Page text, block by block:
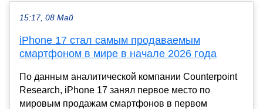
15:17, 08 Май
iPhone 17 стал самым продаваемым
смартфоном в мире в начале 2026 года
По данным аналитической компании Counterpoint
Research, iPhone 17 занял первое место по
мировым продажам смартфонов в первом